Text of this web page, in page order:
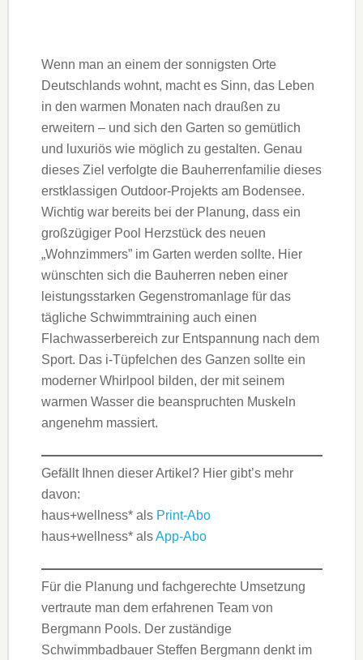
Wenn man an einem der sonnigsten Orte
Deutschlands wohnt, macht es Sinn, das Leben
in den warmen Monaten nach draußen zu
erweitern – und sich den Garten so gemütlich
und luxuriös wie möglich zu gestalten. Genau
dieses Ziel verfolgte die Bauherrenfamilie dieses
erstklassigen Outdoor-Projekts am Bodensee.
Wichtig war bereits bei der Planung, dass ein
großzügiger Pool Herzstück des neuen
„Wohnzimmers” im Garten werden sollte. Hier
wünschten sich die Bauherren neben einer
leistungsstarken Gegenstromanlage für das
tägliche Schwimmtraining auch einen
Flachwasserbereich zur Entspannung nach dem
Sport. Das i-Tüpfelchen des Ganzen sollte ein
moderner Whirlpool bilden, der mit seinem
warmen Wasser die beanspruchten Muskeln
angenehm massiert.
Gefällt Ihnen dieser Artikel? Hier gibt’s mehr
davon:
haus+wellness* als Print-Abo
haus+wellness* alsApp-Abo
Für die Planung und fachgerechte Umsetzung
vertraute man dem erfahrenen Team von
Bergmann Pools. Der zuständige
Schwimmbadbauer Steffen Bergmann denkt im